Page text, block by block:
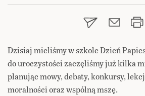
Dzisiaj mieliśmy w szkole Dzień
do uroczystości zaczęliśmy już kilka
planując mowy, debaty, konkursy,
moralności oraz wspólną mszę.